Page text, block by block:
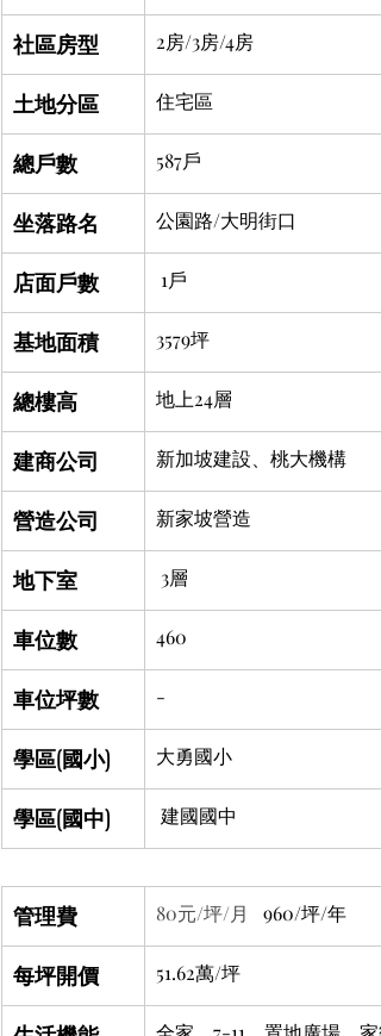
社區房型 2房/3房/4房
土地分區 住宅區
總戶數 587戶
坐落路名 公園路/大明街口
店面戶數 1戶
基地面積 3579坪
總樓高 地上24層
建商公司 新加坡建設、桃大機構
營造公司 新家坡營造
地下室 3層
車位數 460
車位坪數 -
學區(國小) 大勇國小
學區(國中) 建國國中
管理費 80元/坪/月 960/坪/年
每坪開價 51.62萬/坪